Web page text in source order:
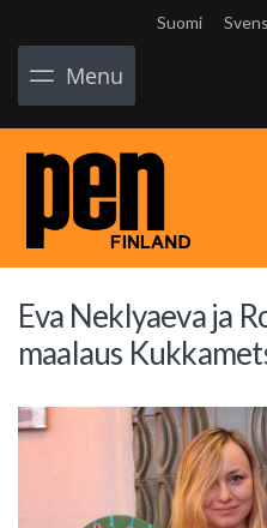
Suomi
Menu
Eva Neklyaeva ja
maalaus